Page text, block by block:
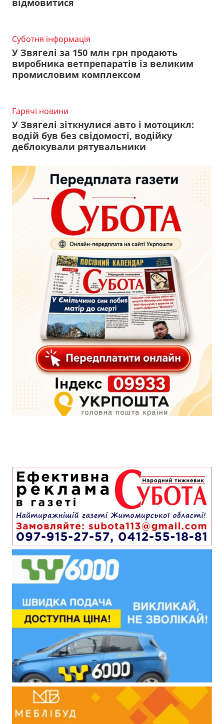
відмовитися
Суботня інформація
У Звягелі за 150 млн грн продають
виробника ветпрепаратів із великим
промисловим комплексом
Гарячі новини
У Звягелі зіткнулися авто і мотоцикл:
водій був без свідомості, водійку
деблокували рятувальники